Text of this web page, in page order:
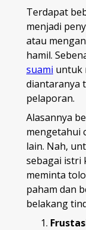
Terdapat
menjadi
atau
hamil.
suami untuk
diantaranya
pelaporan.
Alasannya
mengetahui
lain. Nah,
sebagai istri
meminta
paham dan
belakang